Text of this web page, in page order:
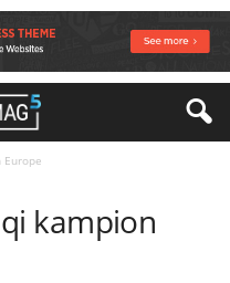
Europe
kampion